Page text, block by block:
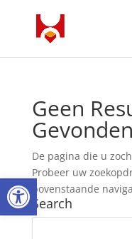
Open toolbar
Geen
Gevonden
De pagina die u
Probeer uw
bovenstaande
Search